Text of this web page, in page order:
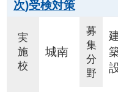
次)受検対策
実
施
校
城南
募
集
分
野